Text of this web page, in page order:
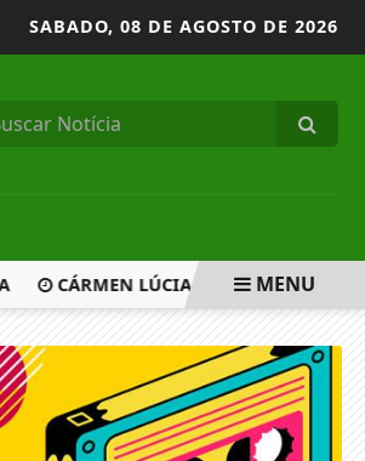
SABADO, 08 DE AGOSTO DE 2026
CÁRMEN LÚCIA VOTA PORMENU